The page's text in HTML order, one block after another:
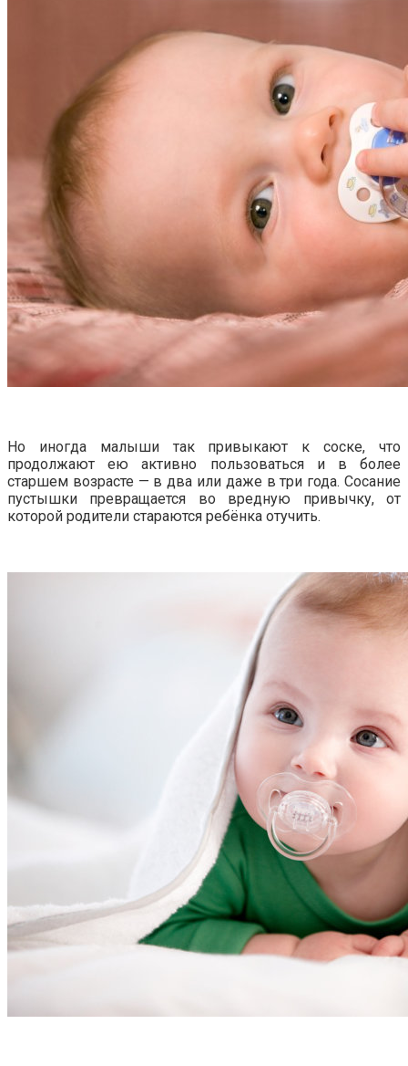
Но иногда малыши так привыкают к соске, что
продолжают ею активно пользоваться и в более
старшем возрасте — в два или даже в три года. Сосание
пустышки превращается во вредную привычку, от
которой родители стараются ребёнка отучить.